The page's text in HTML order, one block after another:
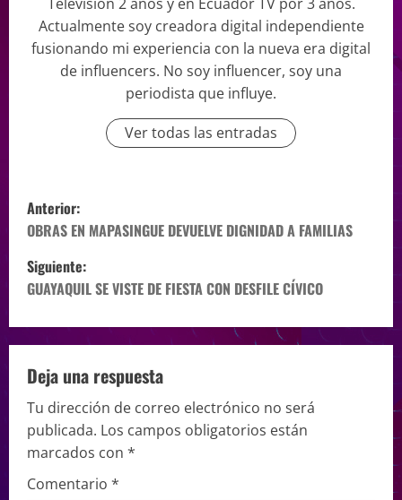
Actualmente soy creadora digital independiente
fusionando mi experiencia con la nueva era digital
de influencers. No soy influencer, soy una
periodista que influye.
Ver todas las entradas
Anterior:
OBRAS EN MAPASINGUE DEVUELVE DIGNIDAD A FAMILIAS
Siguiente:
GUAYAQUIL SE VISTE DE FIESTA CON DESFILE CÍVICO
Deja una respuesta
Tu dirección de correo electrónico no será
publicada. Los campos obligatorios están
marcados con *
Comentario *